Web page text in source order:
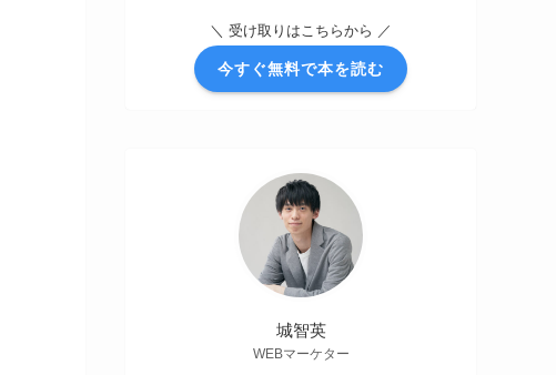
＼ 受け取りはこちらから ／
今すぐ無料で本を読む
城智英
WEBマーケター